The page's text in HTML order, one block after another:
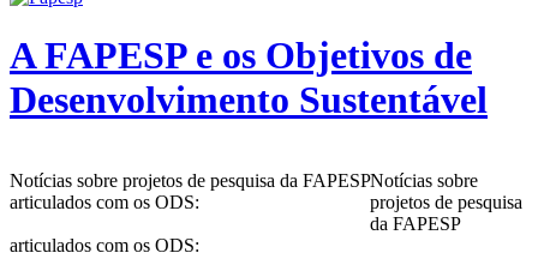
A FAPESP e os Objetivos de
Desenvolvimento Sustentável
Notícias sobre projetos de pesquisa da FAPESP
articulados com os ODS:
Notícias sobre
projetos de pesquisa
da FAPESP
articulados com os ODS: